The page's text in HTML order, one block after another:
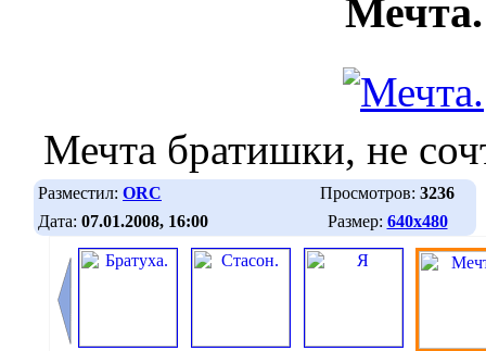
Мечта.
Мечта братишки, не
Разместил: ORC Просмотров: 3236
Дата: 07.01.2008, 16:00 Размер: 640х480